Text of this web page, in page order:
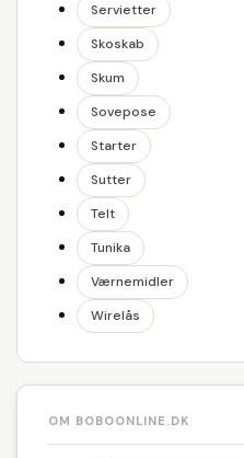
Servietter
Skoskab
Skum
Sovepose
Starter
Sutter
Telt
Tunika
Værnemidler
Wirelås
OM BOBOONLINE.DK